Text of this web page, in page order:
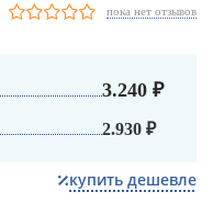
пока нет отзывов
3.240 ₽
2.930 ₽
купить дешевле